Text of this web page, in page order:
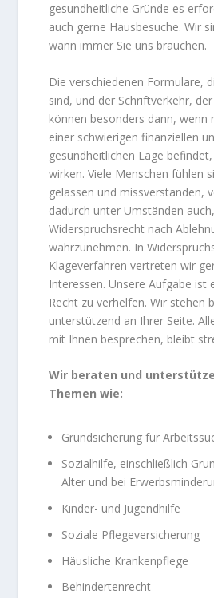
gesundheitliche Gründe es
auch gerne Hausbesuche. Wir
wann immer Sie uns brauchen.
Die verschiedenen Formulare,
sind, und der Schriftverkehr,
können besonders dann, wenn
einer schwierigen finanziellen
gesundheitlichen Lage
wirken. Viele Menschen fühlen
gelassen und missverstanden,
dadurch unter Umständen
Widerspruchsrecht nach
wahrzunehmen. In
Klageverfahren vertreten wir
Interessen. Unsere Aufgabe ist
Recht zu verhelfen. Wir stehen
unterstützend an Ihrer Seite.
mit Ihnen besprechen, bleibt
Wir beraten und
Themen wie:
Grundsicherung für
Sozialhilfe, einschließlich
Alter und bei
Kinder- und Jugendhilfe
Soziale Pflegeversicherung
Häusliche Krankenpflege
Behindertenrecht